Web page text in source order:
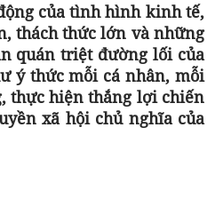
của tình hình kinh tế,
thách thức lớn và những
quán triệt đường lối của
ý thức mỗi cá nhân, mỗi
thực hiện thắng lợi chiến
xã hội chủ nghĩa của